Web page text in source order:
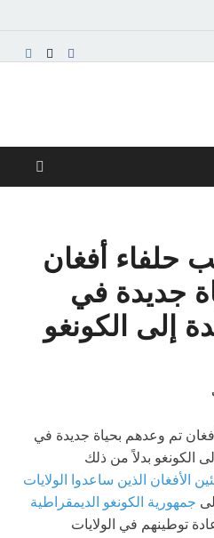
حلفاء أفغان
جديدة في
إلى الكونغو
الأفغان الذين ساعدوا الولايات
جمهورية الكونغو الديمقراطية
توطينهم في الولايات